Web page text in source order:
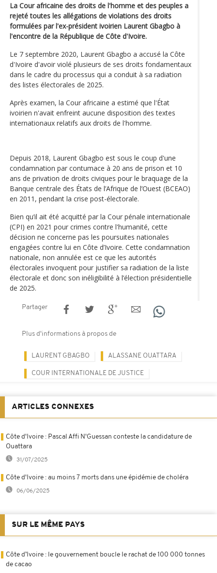
La Cour africaine des droits de l'homme et des peuples a
rejeté toutes les allégations de violations des droits
formulées par l'ex-président ivoirien Laurent Gbagbo à
l'encontre de la République de Côte d'Ivoire.
Le 7 septembre 2020, Laurent Gbagbo a accusé la Côte
d'Ivoire d'avoir violé plusieurs de ses droits fondamentaux
dans le cadre du processus qui a conduit à sa radiation
des listes électorales de 2025.
Après examen, la Cour africaine a estimé que l'État
ivoirien n'avait enfreint aucune disposition des textes
internationaux relatifs aux droits de l'homme.
Depuis 2018, Laurent Gbagbo est sous le coup d'une
condamnation par contumace à 20 ans de prison et 10
ans de privation de droits civiques pour le braquage de la
Banque centrale des États de l’Afrique de l’Ouest (BCEAO)
en 2011, pendant la crise post-électorale.
Bien qu’il ait été acquitté par la Cour pénale internationale
(CPI) en 2021 pour crimes contre l'humanité, cette
décision ne concerne pas les poursuites nationales
engagées contre lui en Côte d’Ivoire. Cette condamnation
nationale, non annulée est ce que les autorités
électorales invoquent pour justifier sa radiation de la liste
électorale et donc son inéligibilité à l’élection présidentielle
de 2025.
Partager
Plus d'informations à propos de
LAURENT GBAGBO ALASSANE OUATTARA
COUR INTERNATIONALE DE JUSTICE
ARTICLES CONNEXES
Côte d'Ivoire : Pascal Affi N'Guessan conteste la candidature de
Ouattara
31/07/2025
Côte d'Ivoire : au moins 7 morts dans une épidémie de choléra
06/06/2025
SUR LE MÊME PAYS
Côte d’Ivoire : le gouvernement boucle le rachat de 100 000 tonnes
de cacao